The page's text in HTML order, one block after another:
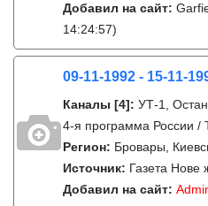
Добавил на сайт:
14:24:57)
09-11-1992 - 15-11-
Каналы [4]: УТ-1,
4-я программа России /
Регион: Бровары,
Источник: Газета Нове
Добавил на сайт: